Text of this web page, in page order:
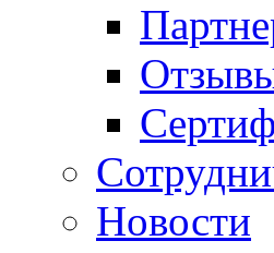
Новости